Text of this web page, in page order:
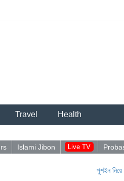
Travel Health
Islami Jibon Live TV
পুশইন নিয়ে আবিদুলের